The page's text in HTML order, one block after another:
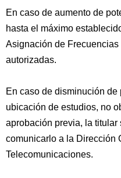
En caso de aumento de
hasta el máximo
Asignación de
autorizadas.
En caso de disminución
ubicación de estudios, no
aprobación previa, la
comunicarlo a la Dirección
Telecomunicaciones.